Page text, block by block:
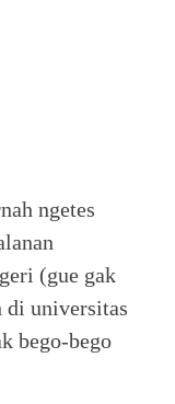
ngetes
(gue gak
di universitas
bego-bego